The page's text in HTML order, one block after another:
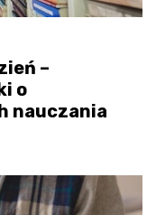
–
o
nauczania